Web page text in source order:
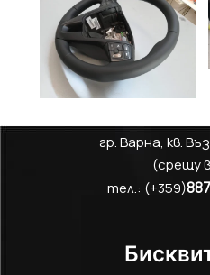
гр. Варна, кв.
(срещу
тел.: (+359)